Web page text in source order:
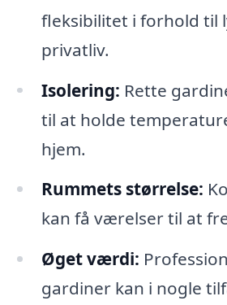
fleksibilitet i forhold til
privatliv.
Isolering: Rette
til at holde
hjem.
Rummets størrelse:
kan få værelser til at
Øget værdi:
gardiner kan i nogle